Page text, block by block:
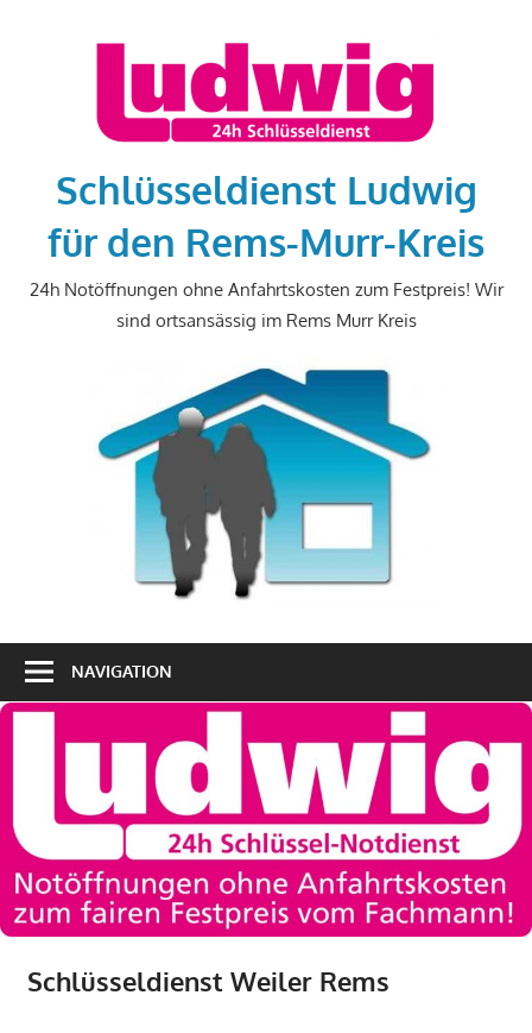
Schlüsseldienst Ludwig
für den Rems-Murr-Kreis
24h Notöffnungen ohne Anfahrtskosten zum Festpreis! Wir
sind ortsansässig im Rems Murr Kreis
NAVIGATION
Schlüsseldienst Weiler Rems